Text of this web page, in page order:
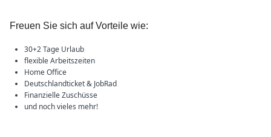
Freuen Sie sich auf Vorteile wie:
30+2 Tage Urlaub
flexible Arbeitszeiten
Home Office
Deutschlandticket & JobRad
Finanzielle Zuschüsse
und noch vieles mehr!